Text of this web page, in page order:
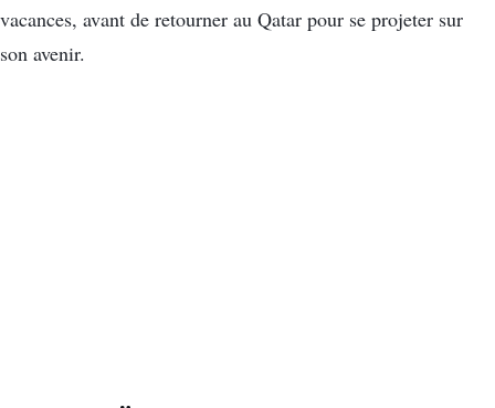
vacances, avant de retourner au Qatar pour se projeter sur
son avenir.